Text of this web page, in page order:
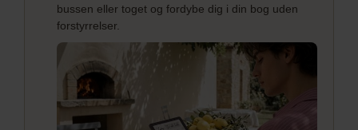
bussen eller toget og fordybe dig i din bog uden
forstyrrelser.